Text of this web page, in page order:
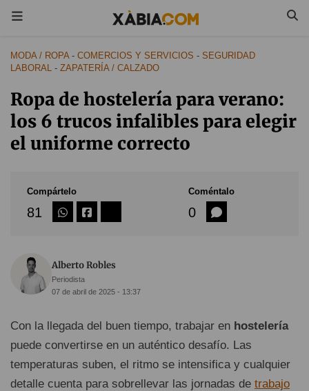
MODA / ROPA- COMERCIOS Y SERVICIOS - SEGURIDAD
LABORAL - ZAPATERÍA / CALZADO
Ropa de hostelería para verano:
los 6 trucos infalibles para elegir
el uniforme correcto
Compártelo
81
Coméntalo
0
Alberto Robles
Periodista
07 de abril de 2025 - 13:37
Con la llegada del buen tiempo, trabajar en hostelería
puede convertirse en un auténtico desafío. Las
temperaturas suben, el ritmo se intensifica y cualquier
detalle cuenta para sobrellevar las jornadas de trabajo